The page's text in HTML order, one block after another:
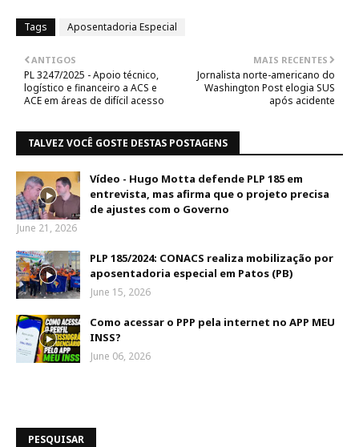
Tags Aposentadoria Especial
MAIS RECENTES
Jornalista norte-americano do
Washington Post elogia SUS
após acidente
ANTIGOS
PL 3247/2025 - Apoio técnico,
logístico e financeiro a ACS e
ACE em áreas de difícil acesso
TALVEZ VOCÊ GOSTE DESTAS POSTAGENS
Vídeo - Hugo Motta defende PLP 185 em
entrevista, mas afirma que o projeto precisa
de ajustes com o Governo
June 21, 2026
PLP 185/2024: CONACS realiza mobilização por
aposentadoria especial em Patos (PB)
June 15, 2026
Como acessar o PPP pela internet no APP MEU
INSS?
June 06, 2026
PESQUISAR